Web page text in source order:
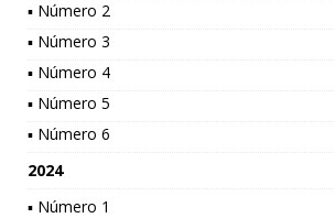
▪ Número 2
▪ Número 3
▪ Número 4
▪ Número 5
▪ Número 6
2024
▪ Número 1